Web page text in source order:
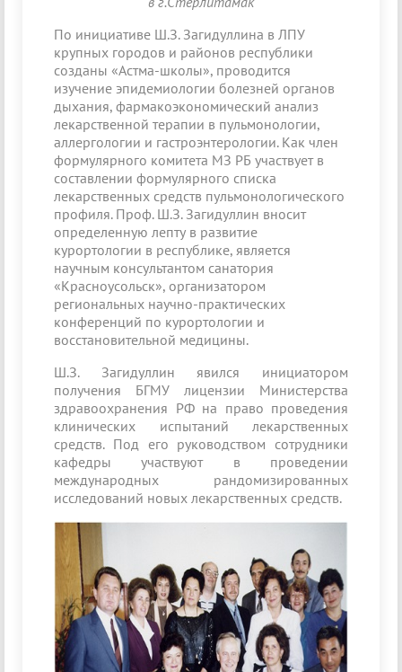
По инициативе Ш.З. Загидуллина в ЛПУ
крупных городов и районов республики
созданы «Астма-школы», проводится
изучение эпидемиологии болезней органов
дыхания, фармакоэкономический анализ
лекарственной терапии в пульмонологии,
аллергологии и гастроэнтерологии. Как член
формулярного комитета МЗ РБ участвует в
составлении формулярного списка
лекарственных средств пульмонологического
профиля. Проф. Ш.З. Загидуллин вносит
определенную лепту в развитие
курортологии в республике, является
научным консультантом санатория
«Красноусольск», организатором
региональных научно-практических
конференций по курортологии и
восстановительной медицины.
Ш.З. Загидуллин явился инициатором
получения БГМУ лицензии Министерства
здравоохранения РФ на право проведения
клинических испытаний лекарственных
средств. Под его руководством сотрудники
кафедры участвуют в проведении
международных рандомизированных
исследований новых лекарственных средств.